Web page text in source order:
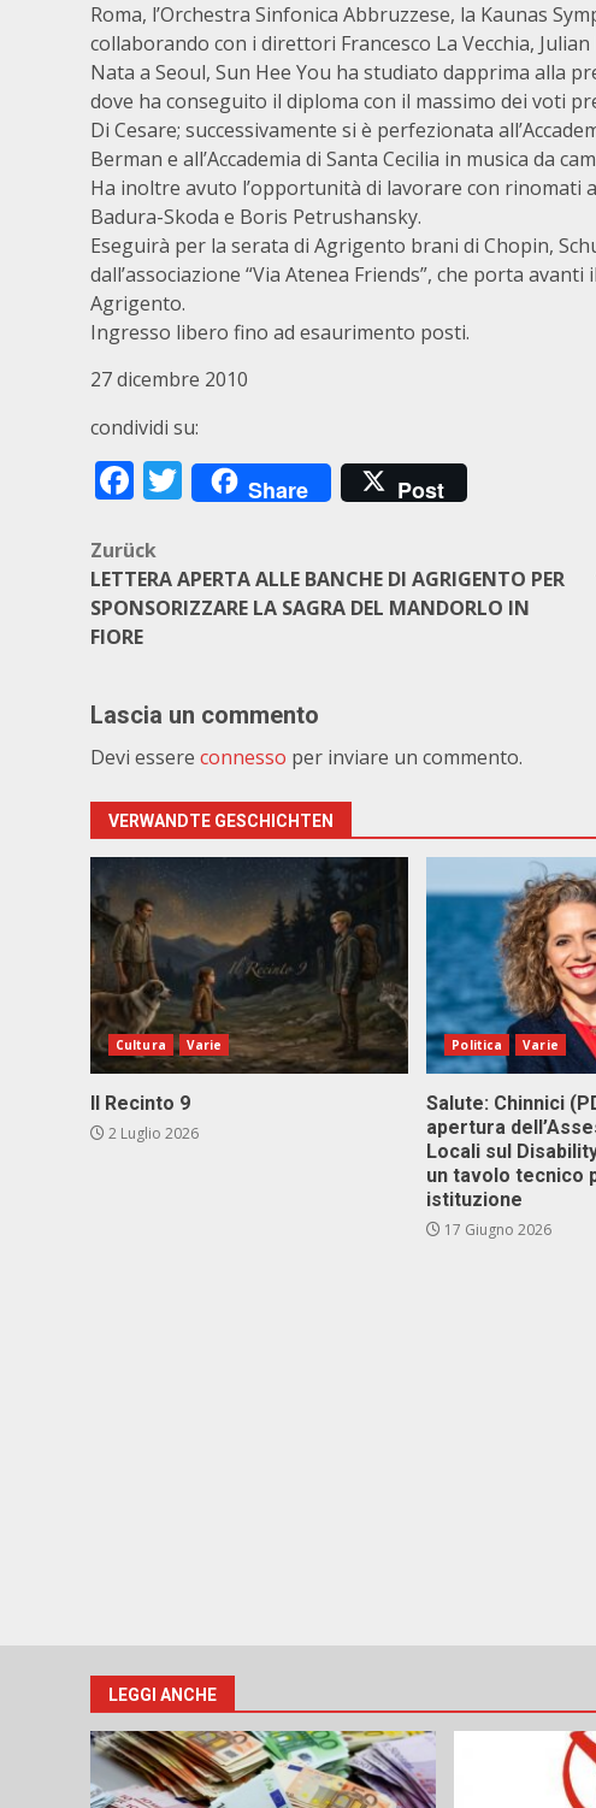
Roma, l’Orchestra Sinfonica Abbruzzese, la Kaunas
collaborando con i direttori Francesco La Vecchia,
Nata a Seoul, Sun Hee You ha studiato dapprima alla
dove ha conseguito il diploma con il massimo dei voti
Di Cesare; successivamente si è perfezionata
Berman e all’Accademia di Santa Cecilia in musica da
Ha inoltre avuto l’opportunità di lavorare con rinomati
Badura-Skoda e Boris Petrushansky.
Eseguirà per la serata di Agrigento brani di Chopin,
dall’associazione “Via Atenea Friends”, che porta
Agrigento.
Ingresso libero fino ad esaurimento posti.
27 dicembre 2010
condividi su:
Facebook
Twitter
Share Post
Beitragsnavigation
Zurück
LETTERA APERTA ALLE BANCHE DI AGRIGENTO PER
SPONSORIZZARE LA SAGRA DEL MANDORLO IN
FIORE
Lascia un commento
Devi essere connesso per inviare un commento.
VERWANDTE GESCHICHTEN
Cultura Varie
Il Recinto 9
2 Luglio 2026
Politica Varie
Salute: Chinnici
apertura
Locali sul
un tavolo tecnico
istituzione
17 Giugno 2026
LEGGI ANCHE